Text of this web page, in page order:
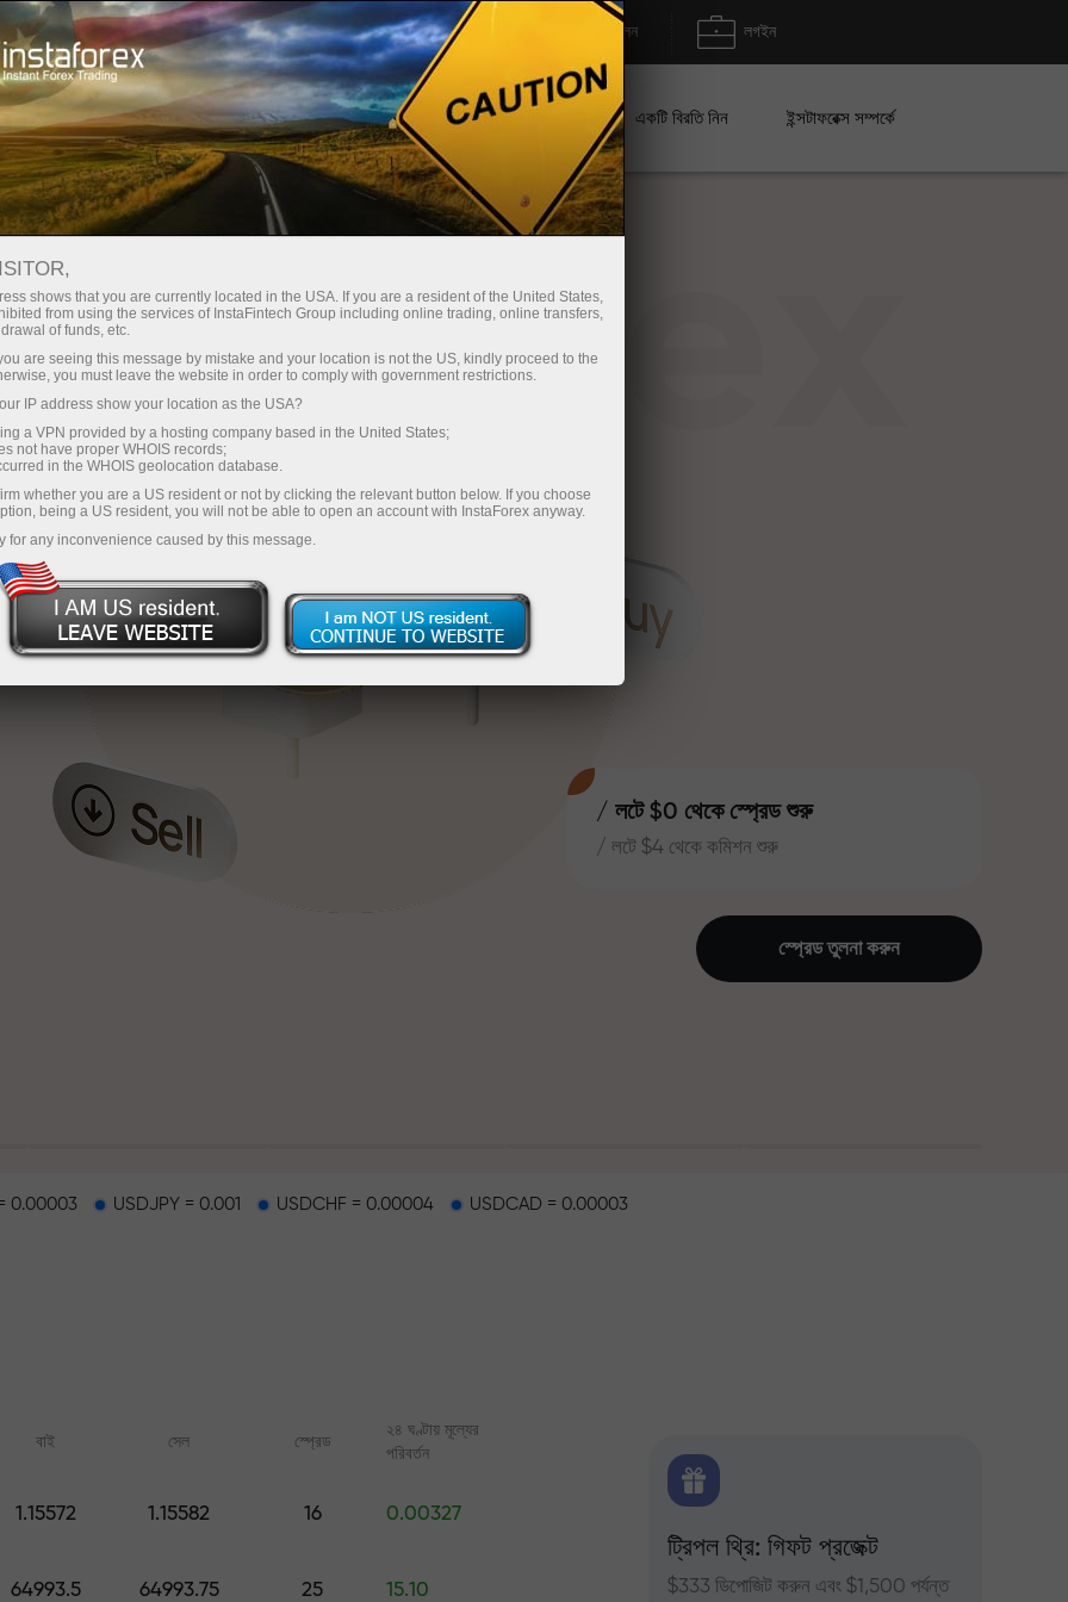
তাৎক্ষণিক অ্যাকাউন্ট খোলা ট্রেডিং প্ল্যাটফর্ম জমা/উত্তোলন লগইন
বিনিয়োগকারীদের জন্য অংশীদারদের জন্য ক্যাম্পেইন একটি বিরতি নিন ইন্সটাফরেক্স সম্পর্কে
/ লটে $0 থেকে স্প্রেড শুরু
/ লটে $4 থেকে কমিশন শুরু
পাওয়া যায়
জ্যাকপট
স্প্রেড তুলনা করুন
0.00003 USDJPY = 0.001 USDCHF = 0.00004 USDCAD = 0.00003
বাই সেল স্প্রেড
২৪ ঘণ্টায় মূল্যের
পরিবর্তন
1.15572 1.15582 16 0.00327
64993.5 64993.75 25 15.10
শূন্য থেকে ট্রেডিং শিখুন — সব লেভেলের জন্য
ফরেক্স, ক্রিপ্টো ও ফিউচার্সের জন্য দৈনিক
ট্রিপল থ্রি: গিফট প্রজেক্ট
$333 ডিপোজিট করুন এবং $1,500 পর্যন্ত
shows that you are currently located in the USA. If you are a resident of the United States,
from using the services of InstaFintech Group including online trading, online transfers,
of funds, etc.
are seeing this message by mistake and your location is not the US, kindly proceed to the
you must leave the website in order to comply with government restrictions.
IP address show your location as the USA?
a VPN provided by a hosting company based in the United States;
not have proper WHOIS records;
in the WHOIS geolocation database.
whether you are a US resident or not by clicking the relevant button below. If you choose
being a US resident, you will not be able to open an account with InstaForex anyway.
for any inconvenience caused by this message.